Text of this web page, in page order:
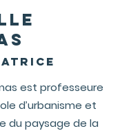
est professeure
d’urbanisme et
du paysage de la